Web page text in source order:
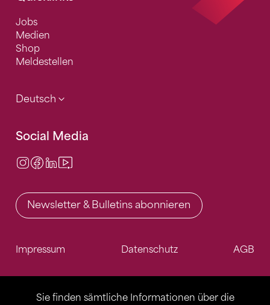
Sie finden sämtliche Informationen über die
Jobs
Medien
Shop
Meldestellen
Deutsch
Social Media
Instagram
Facebook
LinkedIn
Newsletter & Bulletins abonnieren
Impressum Datenschutz AGB